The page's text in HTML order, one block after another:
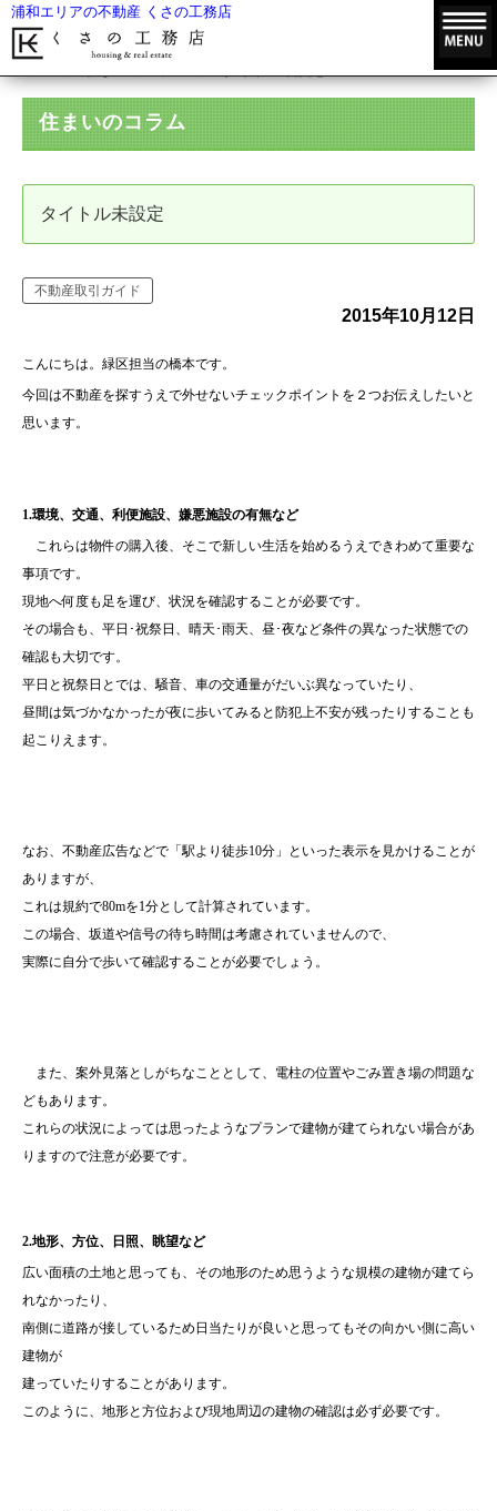
浦和エリアの不動産 くさの工務店
住まいのコラム
タイトル未設定
不動産取引ガイド
2015年10月12日
こんにちは。緑区担当の橋本です。
今回は不動産を探すうえで外せないチェックポイントを２つお伝えしたいと
思います。
1.環境、交通、利便施設、嫌悪施設の有無など
これらは物件の購入後、そこで新しい生活を始めるうえできわめて重要な
事項です。
現地へ何度も足を運び、状況を確認することが必要です。
その場合も、平日･祝祭日、晴天･雨天、昼･夜など条件の異なった状態での
確認も大切です。
平日と祝祭日とでは、騒音、車の交通量がだいぶ異なっていたり、
昼間は気づかなかったが夜に歩いてみると防犯上不安が残ったりすることも
起こりえます。
なお、不動産広告などで「駅より徒歩10分」といった表示を見かけることが
ありますが、
これは規約で80mを1分として計算されています。
この場合、坂道や信号の待ち時間は考慮されていませんので、
実際に自分で歩いて確認することが必要でしょう。
また、案外見落としがちなこととして、電柱の位置やごみ置き場の問題な
どもあります。
これらの状況によっては思ったようなプランで建物が建てられない場合があ
りますので注意が必要です。
2.地形、方位、日照、眺望など
広い面積の土地と思っても、その地形のため思うような規模の建物が建てら
れなかったり、
南側に道路が接しているため日当たりが良いと思ってもその向かい側に高い
建物が
建っていたりすることがあります。
このように、地形と方位および現地周辺の建物の確認は必ず必要です。